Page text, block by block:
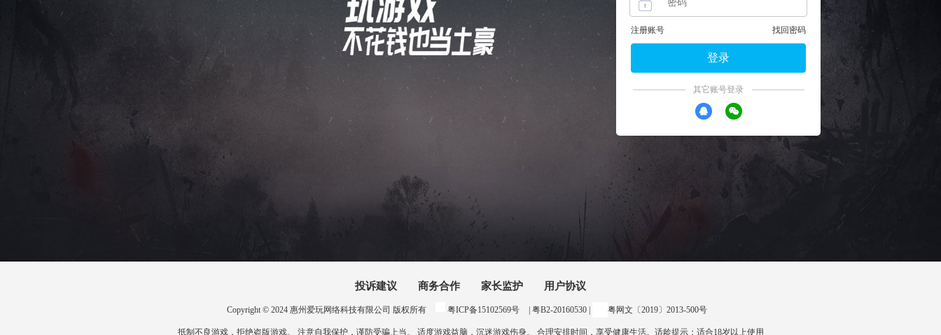
注册账号 找回密码
登录
其它账号登录
投诉建议 商务合作 家长监护 用户协议
Copyright © 2024 惠州爱玩网络科技有限公司 版权所有 粤ICP备15102569号 | 粤B2-20160530 | 粤网文〔2019〕2013-500号
抵制不良游戏，拒绝盗版游戏。 注意自我保护，谨防受骗上当。 适度游戏益脑，沉迷游戏伤身。 合理安排时间，享受健康生活。适龄提示：适合18岁以上使用